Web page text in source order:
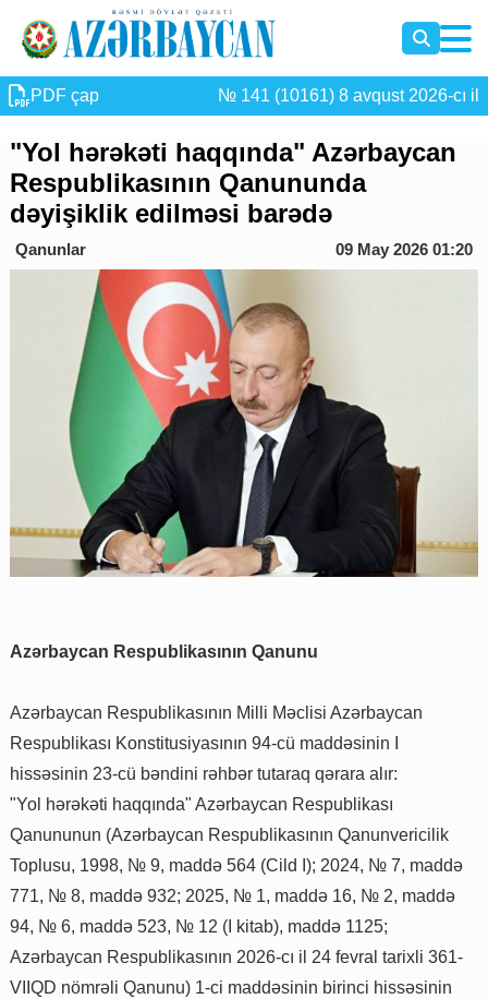
PDF çap № 141 (10161) 8 avqust 2026-cı il
"Yol hərəkəti haqqında" Azərbaycan
Respublikasının Qanununda
dəyişiklik edilməsi barədə
Qanunlar 09 May 2026 01:20
Azərbaycan Respublikasının Qanunu
Azərbaycan Respublikasının Milli Məclisi Azərbaycan
Respublikası Konstitusiyasının 94-cü maddəsinin I
hissəsinin 23-cü bəndini rəhbər tutaraq qərara alır:
"Yol hərəkəti haqqında" Azərbaycan Respublikası
Qanununun (Azərbaycan Respublikasının Qanunvericilik
Toplusu, 1998, № 9, maddə 564 (Cild I); 2024, № 7, maddə
771, № 8, maddə 932; 2025, № 1, maddə 16, № 2, maddə
94, № 6, maddə 523, № 12 (I kitab), maddə 1125;
Azərbaycan Respublikasının 2026-cı il 24 fevral tarixli 361-
VIIQD nömrəli Qanunu) 1-ci maddəsinin birinci hissəsinin